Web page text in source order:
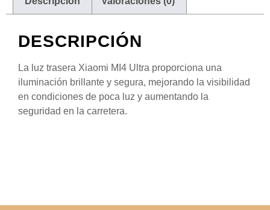
DESCRIPCIÓN
La luz trasera Xiaomi MI4 Ultra proporciona una
iluminación brillante y segura, mejorando la visibilidad
en condiciones de poca luz y aumentando la
seguridad en la carretera.